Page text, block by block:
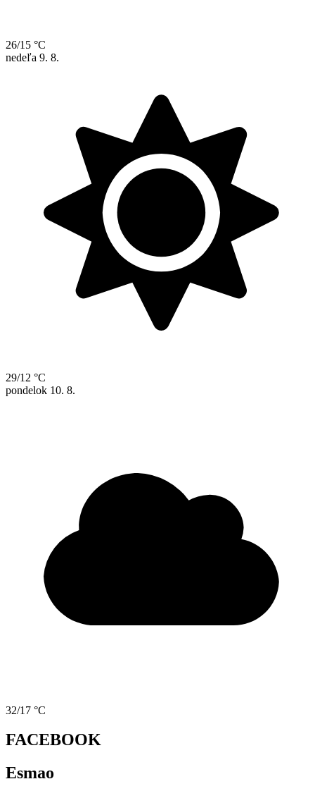
26/15 °C
nedeľa 9. 8.
29/12 °C
pondelok 10. 8.
32/17 °C
FACEBOOK
Esmao